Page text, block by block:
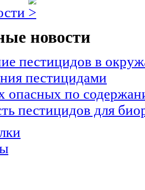
новости
пестицидов в
пестицидами
опасных по
пестицидов для